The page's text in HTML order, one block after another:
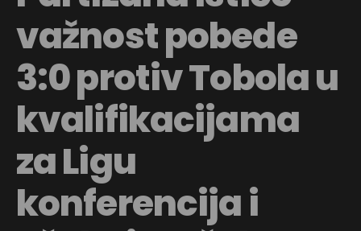
važnost pobede
3:0 protiv Tobola u
kvalifikacijama
za Ligu
konferencija i